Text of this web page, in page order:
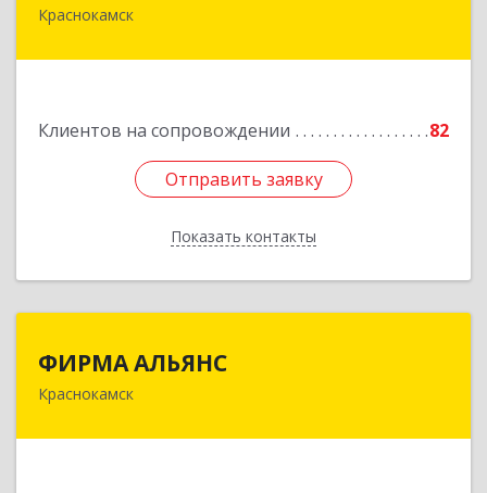
Краснокамск
Клиентов на сопровождении 82
Отправить заявку
Показать контакты
617060, Пермский край, Краснокамский р-н,
Подробнее
Отправить заявку
Назад
ФИРМА АЛЬЯНС
Краснокамск